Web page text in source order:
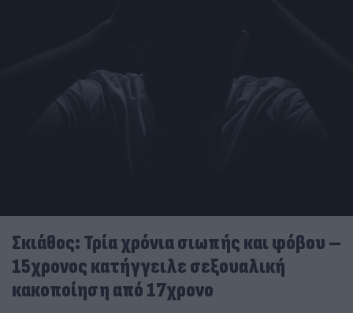
Σκιάθος: Τρία χρόνια σιωπής και φόβου –
15χρονος κατήγγειλε σεξουαλική
κακοποίηση από 17χρονο